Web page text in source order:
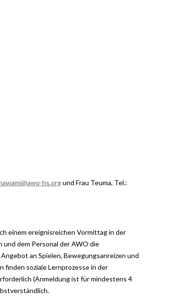
hs.orgund Frau Teuma, Tel.:
einem ereignisreichen Vormittag in der
dem Personal der AWO die
an Spielen, Bewegungsanreizen und
finden soziale Lernprozesse in der
(Anmeldung ist für mindestens 4